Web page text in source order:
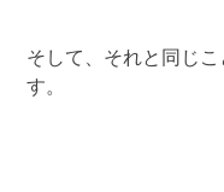
そして、それと同じ
す。